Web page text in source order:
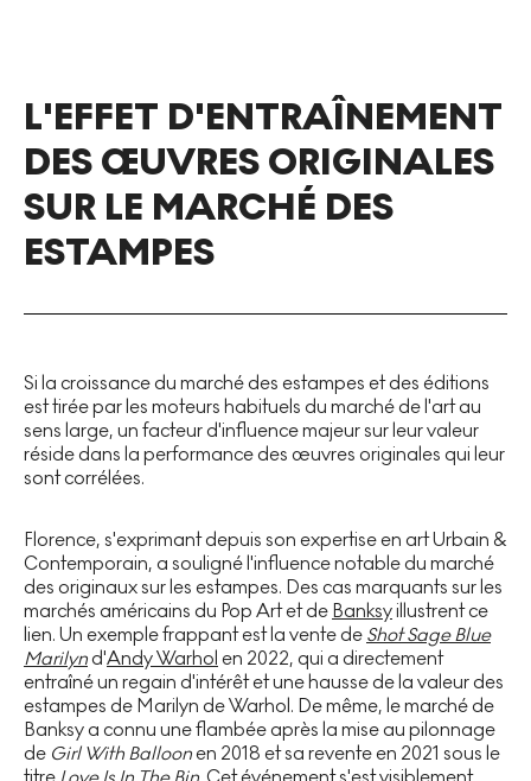
L'EFFET D'ENTRAÎNEMENT
DES ŒUVRES ORIGINALES
SUR LE MARCHÉ DES
ESTAMPES
Si la croissance du marché des estampes et des éditions
est tirée par les moteurs habituels du marché de l'art au
sens large, un facteur d'influence majeur sur leur valeur
réside dans la performance des œuvres originales qui leur
sont corrélées.
Florence, s'exprimant depuis son expertise en art Urbain &
Contemporain, a souligné l'influence notable du marché
des originaux sur les estampes. Des cas marquants sur les
marchés américains du Pop Art et de Banksyillustrent ce
lien. Un exemple frappant est la vente de Shot Sage Blue
Marilyn d'Andy Warhol en 2022, qui a directement
entraîné un regain d'intérêt et une hausse de la valeur des
estampes de Marilyn de Warhol. De même, le marché de
Banksy a connu une flambée après la mise au pilonnage
de Girl With Balloon en 2018 et sa revente en 2021 sous le